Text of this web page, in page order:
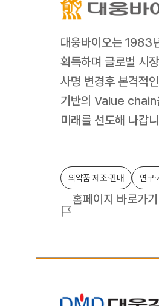
대웅바이오는 1983
획득하며 글로벌 시
사명 변경후 본격적
기반의 Value chain
미래를 선도해 나갑
의약품 제조·판매 연구
홈페이지 바로가기